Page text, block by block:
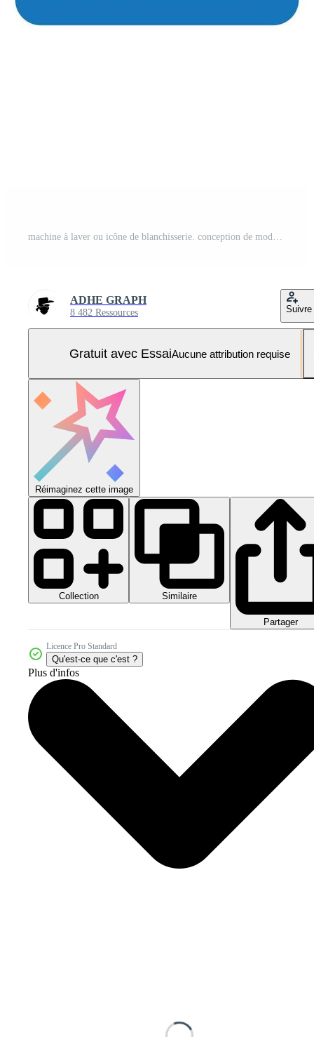
machine à laver ou icône de blanchisserie. conception de modèle d'illustration vectorielle Vecteur Pro et SVG Pro
ADHE GRAPH
8 482 Ressources Suivre
Gratuit avec EssaiAucune attribution requise
Réimaginez cette image
Collection Similaire
Partager
Licence Pro Standard
Qu'est-ce que c'est ?
Plus d'infos